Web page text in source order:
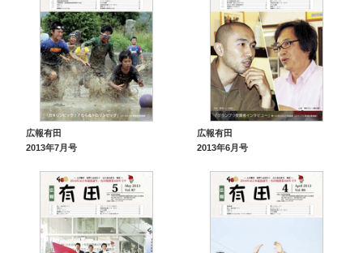
広報有田
2013年7月号
広報有田
2013年6月号